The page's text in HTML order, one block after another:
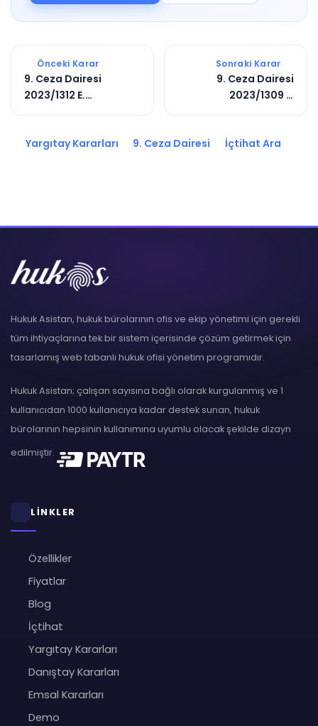
Önceki Karar
9. Ceza Dairesi
2023/1312 E.
Sonraki Karar
9. Ceza Dairesi
2023/1309 E.
Yargıtay Kararları 9. Ceza Dairesi İçtihat Ara
Hukuk Asistan, hukuk bürolarının ofis ve ekip yönetimi için gerekli
tüm ihtiyaçlarına tek bir sistem içerisinde çözüm getirmek için
tasarlamış web tabanlı hukuk ofisi yönetim programıdır.
Hukuk Asistan; çalışan sayısına bağlı olarak kurgulanmış ve 1
kullanıcıdan 1000 kullanıcıya kadar destek sunan, hukuk
bürolarının hepsinin kullanımına uyumlu olacak şekilde dizayn
edilmiştir.
LİNKLER
Özellikler
Fiyatlar
Blog
İçtihat
Yargıtay Kararları
Danıştay Kararları
Emsal Kararları
Demo